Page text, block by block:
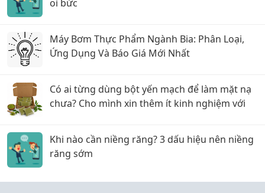
oi bức
Máy Bơm Thực Phẩm Ngành Bia: Phân Loại,
Ứng Dụng Và Báo Giá Mới Nhất
Có ai từng dùng bột yến mạch để làm mặt nạ
chưa? Cho mình xin thêm ít kinh nghiệm với
Khi nào cần niềng răng? 3 dấu hiệu nên niềng
răng sớm